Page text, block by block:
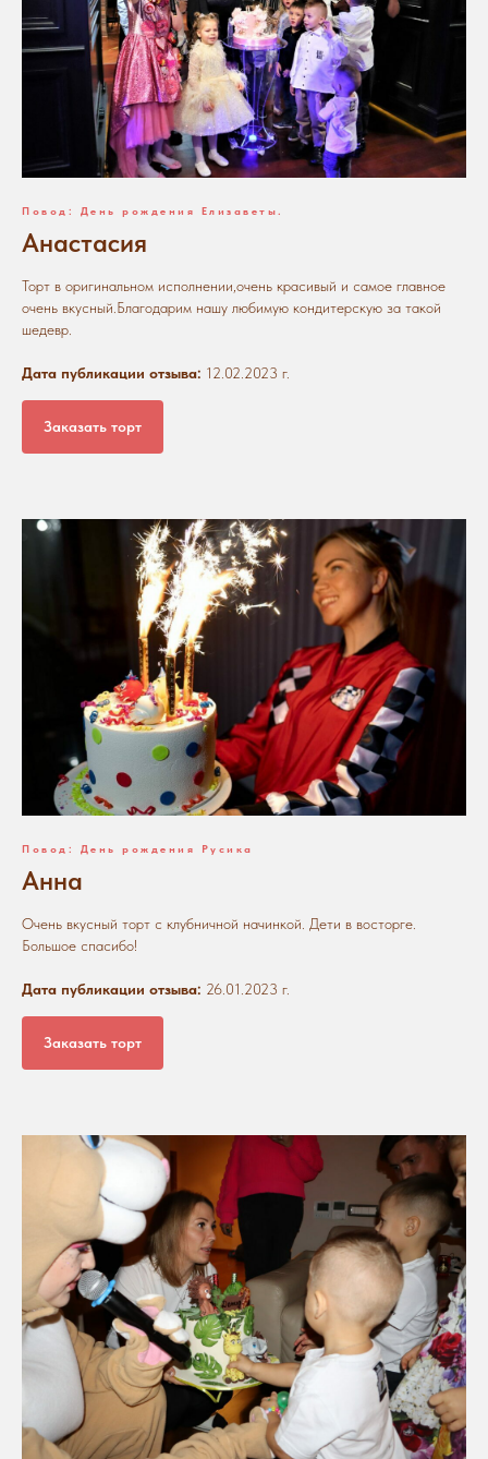
Повод: День рождения Елизаветы.
Анастасия
Торт в оригинальном исполнении,очень красивый и самое главное
очень вкусный.Благодарим нашу любимую кондитерскую за такой
шедевр.
Дата публикации отзыва: 12.02.2023 г.
Заказать торт
Повод: День рождения Русика
Анна
Очень вкусный торт с клубничной начинкой. Дети в восторге.
Большое спасибо!
Дата публикации отзыва: 26.01.2023 г.
Заказать торт